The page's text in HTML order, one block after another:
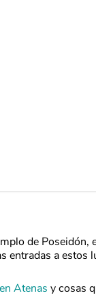
de
entradas a estos
Atenas y cosas